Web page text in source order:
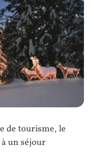
de tourisme, le
un séjour